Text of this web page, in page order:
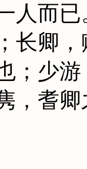
人而
长卿
；少
，耆